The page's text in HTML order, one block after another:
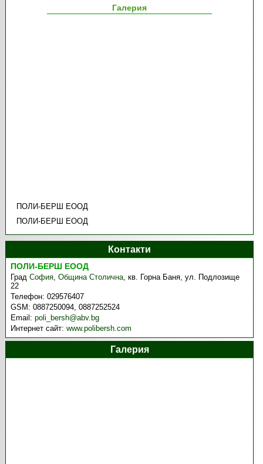
Галерия
ПОЛИ-БЕРШ ЕООД
ПОЛИ-БЕРШ ЕООД
Контакти
ПОЛИ-БЕРШ ЕООД
ГрадСофия,Община Столична,кв. Горна Баня, ул. Подлозище
22
Телефон:029576407
GSM:0887250094, 0887252524
Email:poli_bersh@abv.bg
Интернет сайт:www.polibersh.com
Галерия